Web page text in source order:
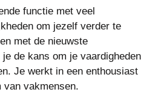
functie met veel
om jezelf verder te
met de nieuwste
de kans om je vaardigheden
Je werkt in een enthousiast
van vakmensen.